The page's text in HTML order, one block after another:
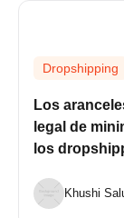
Dropshipping
Los
legal de
los
Khushi